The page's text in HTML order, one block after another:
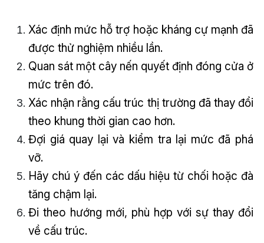
Xác định mức hỗ trợ hoặc kháng cự mạnh đã
được thử nghiệm nhiều lần.
Quan sát một cây nến quyết định đóng cửa ở
mức trên đó.
Xác nhận rằng cấu trúc thị trường đã thay đổi
theo khung thời gian cao hơn.
Đợi giá quay lại và kiểm tra lại mức đã phá
vỡ.
Hãy chú ý đến các dấu hiệu từ chối hoặc đà
tăng chậm lại.
Đi theo hướng mới, phù hợp với sự thay đổi
về cấu trúc.